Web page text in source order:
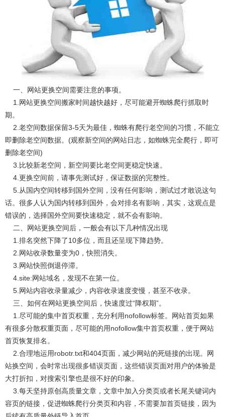
一、网站更换空间需要注意的事项。
1.网站更换空间搬家时间越快越好，尽可能避开蜘蛛爬行抓取时
期。
2.老空间数据保留3-5天为最佳，蜘蛛有爬行老空间的习惯，不能立
即删除老空间数据。(观察新空间的网站日志，如蜘蛛完全爬行，即可
删除老空间)
3.比较新老空间，新空间要比老空间更稳定快速。
4.更换空间前，请事先测试好，保证数据的完整性。
5.从国内空间转移到国外空间，没有任何影响，测试过才敢说这句
话。很多人认为国内转移到国外，会对排名有影响，其实，这观点是
错误的，选择国外空间要快速稳定，就不会有影响。
二、网站更换空间后，一般会有以下几种情况出现
1.排名突然下降了10多位，而且还呈现下降趋势。
2.网站收录数量变为0，快照消失。
3.网站快照倒退停滞。
4.site:网站域名，发现不在第一位。
5.网站内容收录量减少，内容收录速度变慢，甚至不收录。
三、如何在网站更换空间后，快速度过“降权期”。
1.尽可能的集中首页权重，充分利用nofollow标签。网站首页如果
有很多分散权重页面，尽可能的用nofollow集中首页权重，便于网站
首页恢复排名。
2.合理地运用robotr.txt和404页面，减少网站的死链接的出现。网
站换空间，会时常出现很多错误页面，这些错误页面对用户的体验是
大打折扣，对搜索引擎也是很不好的印象。
3.每天坚持原创高质量文章，文章中加入分类页或者长尾关键词内
容页的链接，促进蜘蛛爬行分类页和内容，不需要加首页链接，因为